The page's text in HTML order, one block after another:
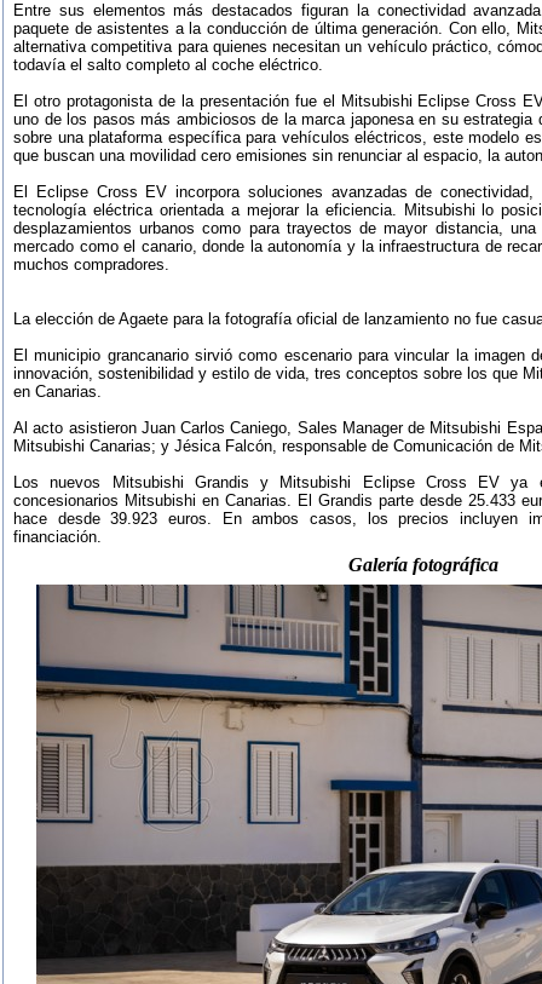
Entre sus elementos más destacados figuran la conectividad
paquete de asistentes a la conducción de última generación. Con ello,
alternativa competitiva para quienes necesitan un vehículo práctico,
todavía el salto completo al coche eléctrico.
El otro protagonista de la presentación fue el Mitsubishi Eclipse Cross
uno de los pasos más ambiciosos de la marca japonesa en su estrategia
sobre una plataforma específica para vehículos eléctricos, este modelo
que buscan una movilidad cero emisiones sin renunciar al espacio, la
El Eclipse Cross EV incorpora soluciones avanzadas de
tecnología eléctrica orientada a mejorar la eficiencia. Mitsubishi lo
desplazamientos urbanos como para trayectos de mayor distancia,
mercado como el canario, donde la autonomía y la infraestructura de
muchos compradores.
La elección de Agaete para la fotografía oficial de lanzamiento no fue
El municipio grancanario sirvió como escenario para vincular la imagen
innovación, sostenibilidad y estilo de vida, tres conceptos sobre los que
en Canarias.
Al acto asistieron Juan Carlos Caniego, Sales Manager de Mitsubishi
Mitsubishi Canarias; y Jésica Falcón, responsable de Comunicación de
Los nuevos Mitsubishi Grandis y Mitsubishi Eclipse Cross EV
concesionarios Mitsubishi en Canarias. El Grandis parte desde 25.433
hace desde 39.923 euros. En ambos casos, los precios incluyen
financiación.
Galería fotográfica